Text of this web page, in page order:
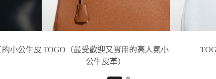
小公牛皮TOGO（最受歡迎又實用的高人氣小
公牛皮革）